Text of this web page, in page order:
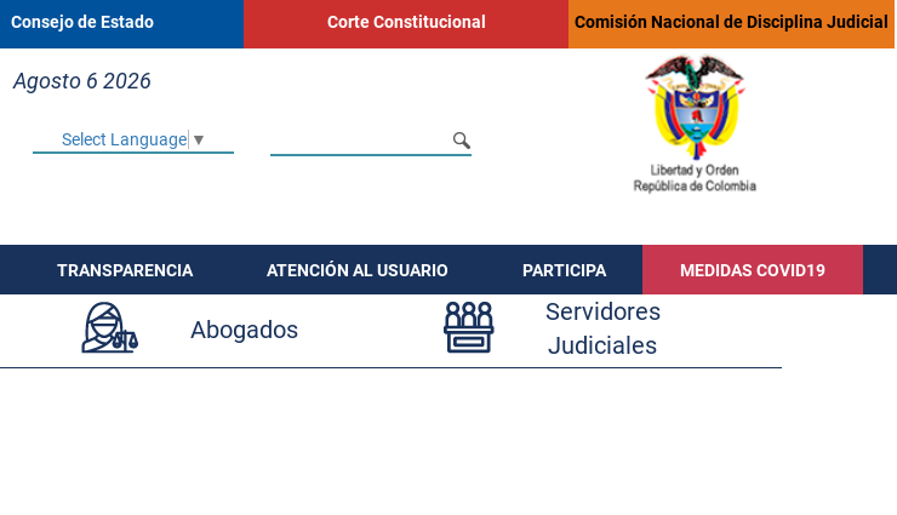
Consejo de Estado Corte Constitucional Comisión Nacional de Disciplina Judicial
Agosto 6 2026
Select Language ▼
TRANSPARENCIA ATENCIÓN AL USUARIO PARTICIPA MEDIDAS COVID19
Abogados
Servidores
Judiciales